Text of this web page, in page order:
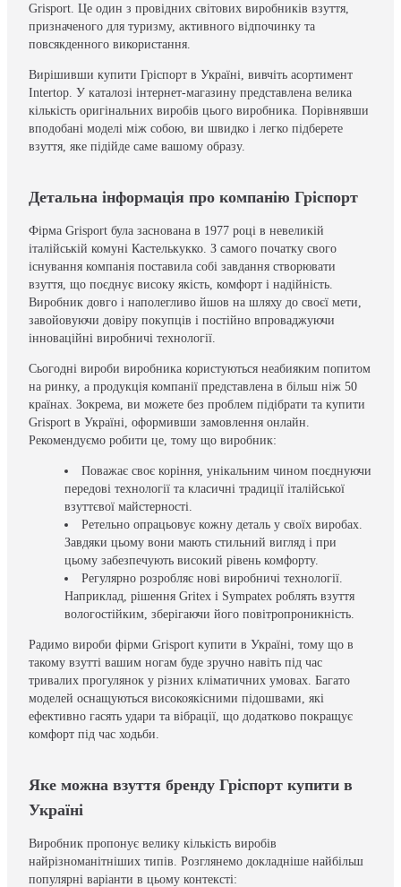
Grisport. Це один з провідних світових виробників взуття,
призначеного для туризму, активного відпочинку та
повсякденного використання.
Вирішивши купити Гріспорт в Україні, вивчіть асортимент
Intertop. У каталозі інтернет-магазину представлена велика
кількість оригінальних виробів цього виробника. Порівнявши
вподобані моделі між собою, ви швидко і легко підберете
взуття, яке підійде саме вашому образу.
Детальна інформація про компанію Гріспорт
Фірма Grisport була заснована в 1977 році в невеликій
італійській комуні Кастелькукко. З самого початку свого
існування компанія поставила собі завдання створювати
взуття, що поєднує високу якість, комфорт і надійність.
Виробник довго і наполегливо йшов на шляху до своєї мети,
завойовуючи довіру покупців і постійно впроваджуючи
інноваційні виробничі технології.
Сьогодні вироби виробника користуються неабияким попитом
на ринку, а продукція компанії представлена в більш ніж 50
країнах. Зокрема, ви можете без проблем підібрати та купити
Grisport в Україні, оформивши замовлення онлайн.
Рекомендуємо робити це, тому що виробник:
Поважає своє коріння, унікальним чином поєднуючи
передові технології та класичні традиції італійської
взуттєвої майстерності.
Ретельно опрацьовує кожну деталь у своїх виробах.
Завдяки цьому вони мають стильний вигляд і при
цьому забезпечують високий рівень комфорту.
Регулярно розробляє нові виробничі технології.
Наприклад, рішення Gritex і Sympatex роблять взуття
вологостійким, зберігаючи його повітропроникність.
Радимо вироби фірми Grisport купити в Україні, тому що в
такому взутті вашим ногам буде зручно навіть під час
тривалих прогулянок у різних кліматичних умовах. Багато
моделей оснащуються високоякісними підошвами, які
ефективно гасять удари та вібрації, що додатково покращує
комфорт під час ходьби.
Яке можна взуття бренду Гріспорт купити в
Україні
Виробник пропонує велику кількість виробів
найрізноманітніших типів. Розглянемо докладніше найбільш
популярні варіанти в цьому контексті: